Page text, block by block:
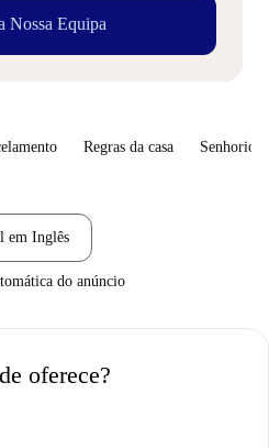
Nossa Equipa
Regras da casa Senhorio
em Inglês
do anúncio
oferece?